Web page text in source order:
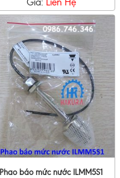
Phao báo mức nước ILMM5S1